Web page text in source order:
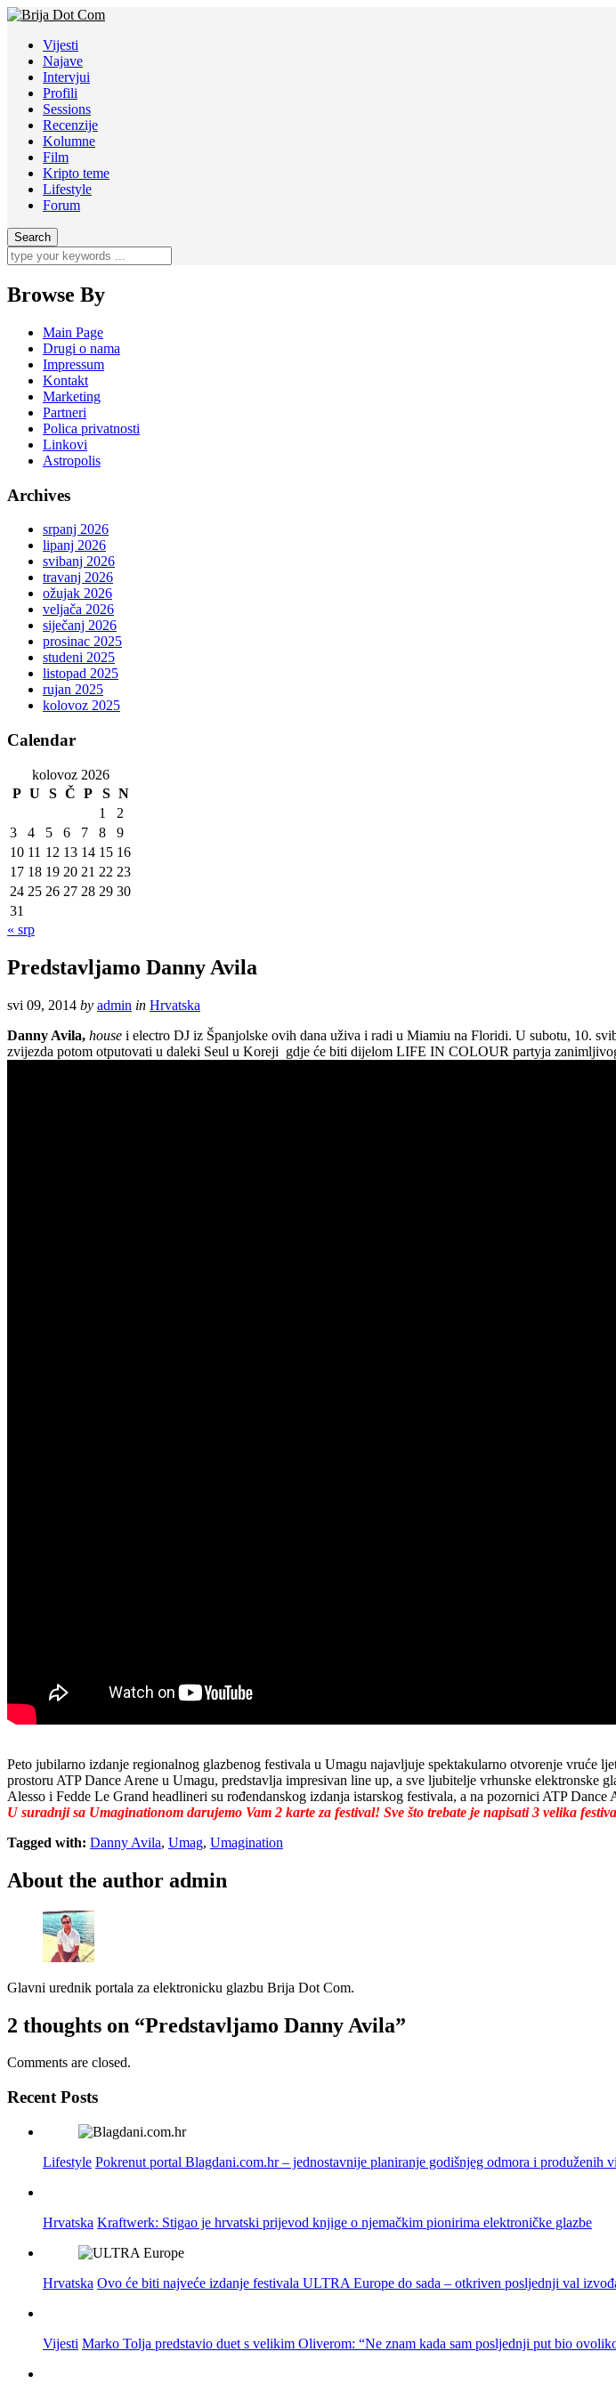
Vijesti
Najave
Intervjui
Profili
Sessions
Recenzije
Kolumne
Film
Kripto teme
Lifestyle
Forum
Browse By
Main Page
Drugi o nama
Impressum
Kontakt
Marketing
Partneri
Polica privatnosti
Linkovi
Astropolis
Archives
srpanj 2026
lipanj 2026
svibanj 2026
travanj 2026
ožujak 2026
veljača 2026
siječanj 2026
prosinac 2025
studeni 2025
listopad 2025
rujan 2025
kolovoz 2025
Calendar
kolovoz 2026
P U S Č P S N
1
2
3
4 5 6 7 8
9
10 11 12 13 14 15 16
17 18 19 20 21 22 23
24 25 26 27 28 29 30
31
« srp
Predstavljamo Danny Avila
svi 09, 2014 by admin in Hrvatska
Danny Avila, house i electro DJ iz Španjolske ovih dana uživa i radi u Miamiu na Floridi. U subotu, 10.
zvijezda potom otputovati u daleki Seul u Koreji gdje će biti dijelom LIFE IN COLOUR partyja
Peto jubilarno izdanje regionalnog glazbenog festivala u Umagu najavljuje spektakularno otvorenje vruće
prostoru ATP Dance Arene u Umagu, predstavlja impresivan line up, a sve ljubitelje vrhunske elektronske
Alesso i Fedde Le Grand headlineri su rođendanskog izdanja istarskog festivala, a na pozornici ATP
U suradnji sa Umaginationom darujemo Vam 2 karte za festival! Sve što trebate je napisati 3 velika
Tagged with: Danny Avila, Umag, Umagination
About the author admin
Glavni urednik portala za elektronicku glazbu Brija Dot Com.
2 thoughts on “Predstavljamo Danny Avila”
Comments are closed.
Recent Posts
Lifestyle Pokrenut portal Blagdani.com.hr – jednostavnije planiranje godišnjeg odmora i produženih
Hrvatska Kraftwerk: Stigao je hrvatski prijevod knjige o njemačkim pionirima elektroničke glazbe
Hrvatska Ovo će biti najveće izdanje festivala ULTRA Europe do sada – otkriven posljednji val
Vijesti Marko Tolja predstavio duet s velikim Oliverom: “Ne znam kada sam posljednji put bio